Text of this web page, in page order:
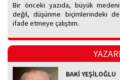
Bir önceki yazıda, büyük
değil, düşünme biçimlerindeki
ifade etmeye çalıştım.
BAKİ YEŞİLOĞLU